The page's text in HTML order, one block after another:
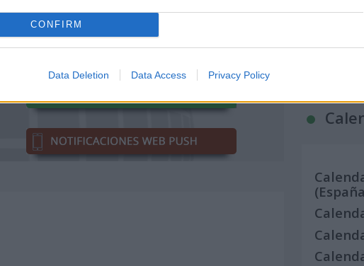
CONFIRM
Data Deletion Data Access Privacy Policy
Crea
¿Qué